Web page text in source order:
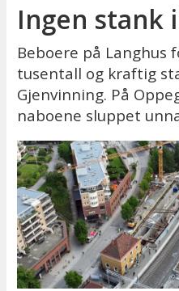
Ingen stank
Beboere på Langhus
tusentall og kraftig
Gjenvinning. På
naboene sluppet